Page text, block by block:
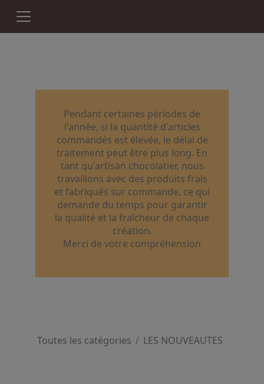
Pendant certaines périodes de
l'année, si la quantité d'articles
commandés est élevée, le délai de
traitement peut être plus long. En
tant qu'artisan chocolatier, nous
travaillons avec des produits frais
et fabriqués sur commande, ce qui
demande du temps pour garantir
la qualité et la fraîcheur de chaque
création.
Merci de votre compréhension
Toutes les catégories / LES NOUVEAUTES